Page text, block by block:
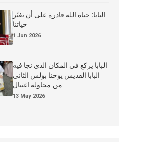
البابا: حياة الله قادرة على أن تغيّر
حياتنا
1 Jun 2026
البابا يركع في المكان الذي نجا فيه
البابا القديس يوحنا بولس الثاني
من محاولة اغتيال
13 May 2026